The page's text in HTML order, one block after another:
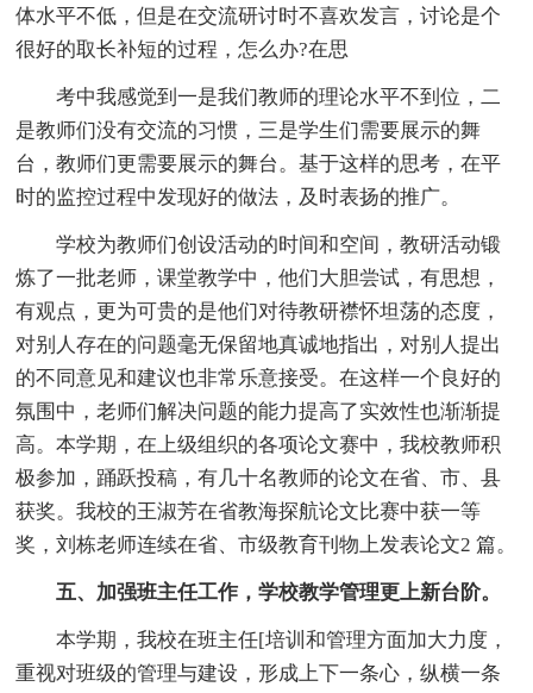
体水平不低，但是在交流研讨时不喜欢发言，讨论是个
很好的取长补短的过程，怎么办?在思
考中我感觉到一是我们教师的理论水平不到位，二
是教师们没有交流的习惯，三是学生们需要展示的舞
台，教师们更需要展示的舞台。基于这样的思考，在平
时的监控过程中发现好的做法，及时表扬的推广。
学校为教师们创设活动的时间和空间，教研活动锻
炼了一批老师，课堂教学中，他们大胆尝试，有思想，
有观点，更为可贵的是他们对待教研襟怀坦荡的态度，
对别人存在的问题毫无保留地真诚地指出，对别人提出
的不同意见和建议也非常乐意接受。在这样一个良好的
氛围中，老师们解决问题的能力提高了实效性也渐渐提
高。本学期，在上级组织的各项论文赛中，我校教师积
极参加，踊跃投稿，有几十名教师的论文在省、市、县
获奖。我校的王淑芳在省教海探航论文比赛中获一等
奖，刘栋老师连续在省、市级教育刊物上发表论文2 篇。
五、加强班主任工作，学校教学管理更上新台阶。
本学期，我校在班主任[培训和管理方面加大力度，
重视对班级的管理与建设，形成上下一条心，纵横一条